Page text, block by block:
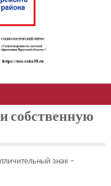
собственную
знак –